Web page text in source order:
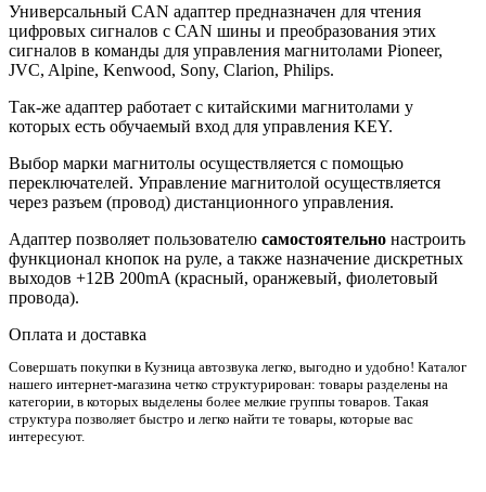
Универсальный CAN адаптер предназначен для чтения
цифровых сигналов с CAN шины и преобразования этих
сигналов в команды для управления магнитолами Pioneer,
JVC, Alpine, Kenwood, Sony, Clarion, Philips.
Так-же адаптер работает с китайскими магнитолами у
которых есть обучаемый вход для управления KEY.
Выбор марки магнитолы осуществляется с помощью
переключателей. Управление магнитолой осуществляется
через разъем (провод) дистанционного управления.
Адаптер позволяет пользователю самостоятельно настроить
функционал кнопок на руле, а также назначение дискретных
выходов +12В 200mA (красный, оранжевый, фиолетовый
провода).
Оплата и доставка
Совершать покупки в Кузница автозвука легко, выгодно и удобно! Каталог
нашего интернет-магазина четко структурирован: товары разделены на
категории, в которых выделены более мелкие группы товаров. Такая
структура позволяет быстро и легко найти те товары, которые вас
интересуют.